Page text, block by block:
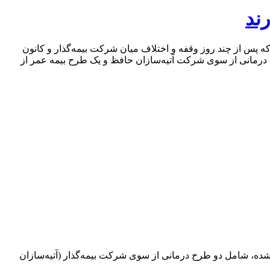
اجتماعی در بازه زمانی ۱۴۰۴–۱۴۰۵ از اول آذرماه آغاز شد؛ طرحی که پس از چند روز وقفه و اختلاف میان شرکت بیمه‌گذار و کانون
آن قرار دارند. این بیمه شامل دو طرح درمانی از سوی شرکت آتیه‌سازان حافظ و یک طرح بیمه عمر از
اجتماعی در بازه زمانی ۱۴۰۴–۱۴۰۵ که از اول آذرماه جاری برقرار شده، شامل دو طرح درمانی از سوی شرکت بیمه‌گذار (آتیه‌سازان